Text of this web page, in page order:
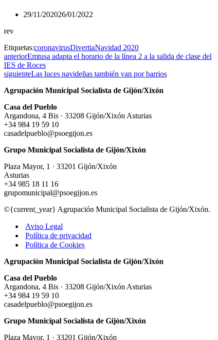
29/11/202026/01/2022
rev
Etiquetas:coronavirusDivertiaNavidad 2020
anteriorEmtusa adapta el horario de la línea 2 a la salida de clase del
IES de Roces
siguienteLas luces navideñas también van por barrios
Agrupación Municipal Socialista de Gijón/Xixón
Casa del Pueblo
Argandona, 4 Bis · 33208 Gijón/Xixón Asturias
+34 984 19 59 10
casadelpueblo@psoegijon.es
Grupo Municipal Socialista de Gijón/Xixón
Plaza Mayor, 1 · 33201 Gijón/Xixón
Asturias
+34 985 18 11 16
grupomunicipal@psoegijon.es
©{current_year} Agrupación Municipal Socialista de Gijón/Xixón.
Aviso Legal
Política de privacidad
Política de Cookies
Agrupación Municipal Socialista de Gijón/Xixón
Casa del Pueblo
Argandona, 4 Bis · 33208 Gijón/Xixón Asturias
+34 984 19 59 10
casadelpueblo@psoegijon.es
Grupo Municipal Socialista de Gijón/Xixón
Plaza Mayor, 1 · 33201 Gijón/Xixón